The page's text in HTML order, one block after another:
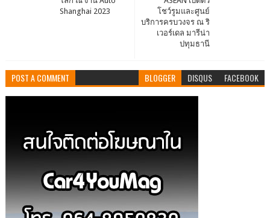
โชว์รูมและศูนย์
บริการครบวงจร ณ ริ
เวอร์เดล มารีน่า
ปทุมธานี
Shanghai 2023
POST A COMMENT BLOGGER DISQUS FACEBOOK